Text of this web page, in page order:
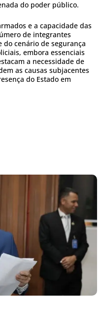
do poder público.
e a capacidade das
de integrantes
cenário de segurança
embora essenciais
a necessidade de
as causas subjacentes
do Estado em